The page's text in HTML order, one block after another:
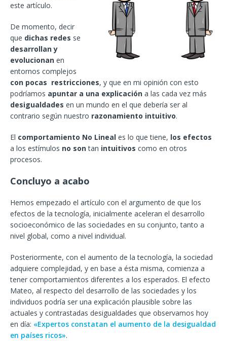
este artículo.
De momento, decir
que dichas redes se
desarrollan y
evolucionan en
entornos complejos
con pocas restricciones, y que en mi opinión con esto
podríamos apuntar a una explicación a las cada vez más
desigualdades en un mundo en el que debería ser al
contrario según nuestro razonamiento intuitivo.
El comportamiento No Lineal es lo que tiene, los efectos
a los estímulos no sontan intuitivos como en otros
procesos.
Concluyo a acabo
Hemos empezado el artículo con el argumento de que los
efectos de la tecnología, inicialmente aceleran el desarrollo
socioeconómico de las sociedades en su conjunto, tanto a
nivel global, como a nivel individual.
Posteriormente, con el aumento de la tecnología, la sociedad
adquiere complejidad, y en base a ésta misma, comienza a
tener comportamientos diferentes a los esperados. El efecto
Mateo, al respecto del desarrollo de las sociedades y los
individuos podría ser una explicación plausible sobre las
actuales y contrastadas desigualdades que observamos hoy
en día: «Expertos constatan el aumento de la desigualdad
en países ricos».